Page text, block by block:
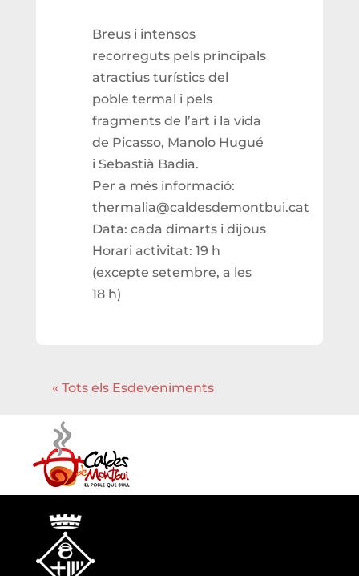
Breus i intensos
recorreguts pels principals
atractius turístics del
poble termal i pels
fragments de l’art i la vida
de Picasso, Manolo Hugué
i Sebastià Badia.
Per a més informació:
thermalia@caldesdemontbui.cat
Data: cada dimarts i dijous
Horari activitat: 19 h
(excepte setembre, a les
18 h)
« Tots els Esdeveniments